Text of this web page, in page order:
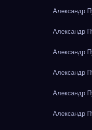
Александр
Александр
Александр
Александр
Александр
Александр